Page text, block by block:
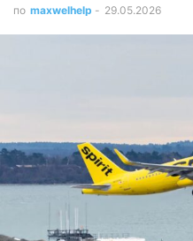
по maxwelhelp - 29.05.2026